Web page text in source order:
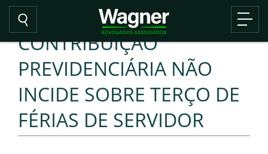
CONTRIBUIÇÃO
PREVIDENCIÁRIA NÃO
INCIDE SOBRE TERÇO DE
FÉRIAS DE SERVIDOR